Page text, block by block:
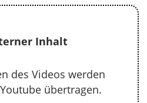
Inhalt
des Videos werden
übertragen.